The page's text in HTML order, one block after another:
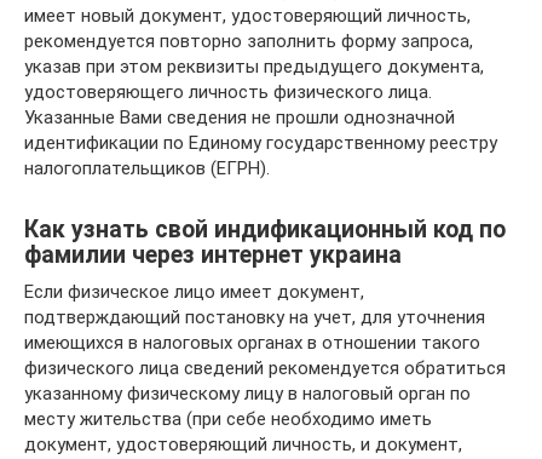
имеет новый документ, удостоверяющий личность,
рекомендуется повторно заполнить форму запроса,
указав при этом реквизиты предыдущего документа,
удостоверяющего личность физического лица.
Указанные Вами сведения не прошли однозначной
идентификации по Единому государственному реестру
налогоплательщиков (ЕГРН).
Как узнать свой индификационный код по
фамилии через интернет украина
Если физическое лицо имеет документ,
подтверждающий постановку на учет, для уточнения
имеющихся в налоговых органах в отношении такого
физического лица сведений рекомендуется обратиться
указанному физическому лицу в налоговый орган по
месту жительства (при себе необходимо иметь
документ, удостоверяющий личность, и документ,